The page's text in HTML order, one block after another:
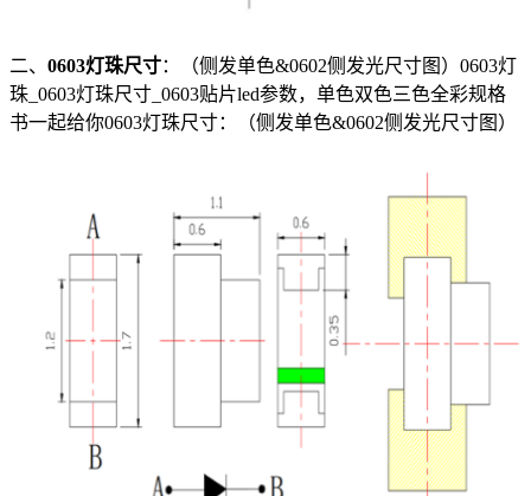
二、 0603灯珠尺寸：（侧发单色&0602侧发光尺寸图）0603灯
珠_0603灯珠尺寸_0603贴片led参数，单色双色三色全彩规格
书一起给你0603灯珠尺寸：（侧发单色&0602侧发光尺寸图）